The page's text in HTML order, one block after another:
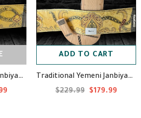
Traditional Yemeni Janbiyah -ELA08- جنبية يمنية تقليدية
ADD TO CART
Traditional Yemeni Janbiyah -ELA07- جنبية يمنية تقليدية
$229.99 $179.99